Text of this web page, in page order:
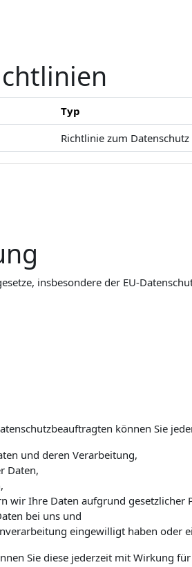
Typ
Richtlinie zum Datenschutz
insbesondere der EU-
können Sie
und deren Verarbeitung,
Daten,
wir Ihre Daten aufgrund gesetzlicher
bei uns und
eingewilligt haben oder
Sie diese jederzeit mit Wirkung